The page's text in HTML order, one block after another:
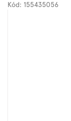
Kód: 155435056